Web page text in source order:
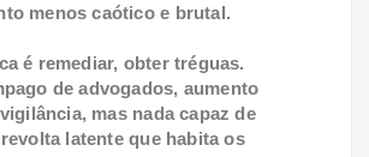
menos caótico e brutal.
é remediar, obter tréguas.
de advogados, aumento
mas nada capaz de
latente que habita os